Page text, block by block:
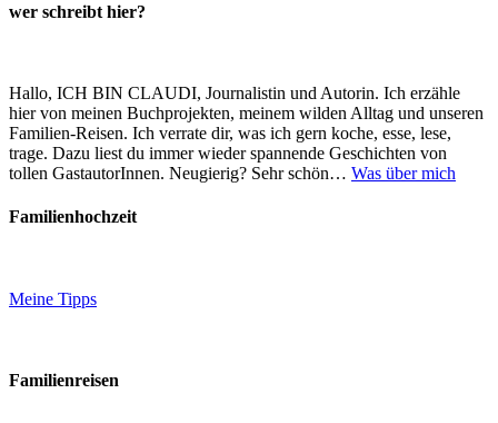
wer schreibt hier?
Hallo, ICH BIN CLAUDI, Journalistin und Autorin. Ich erzähle
hier von meinen Buchprojekten, meinem wilden Alltag und unseren
Familien-Reisen. Ich verrate dir, was ich gern koche, esse, lese,
trage. Dazu liest du immer wieder spannende Geschichten von
tollen GastautorInnen. Neugierig? Sehr schön… Was über mich
Familienhochzeit
Meine Tipps
Familienreisen